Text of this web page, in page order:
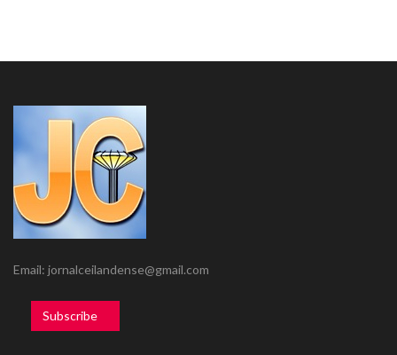
Email: jornalceilandense@gmail.com
Subscribe